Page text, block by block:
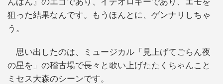
んぱん』のエゴであり、イデオロギーであり、エモを
狙った結果なんです。もうほんとに、ゲンナリしちゃ
う。
思い出したのは、ミュージカル「見上げてごらん夜
の星を」の稽古場で長々と歌い上げたたくちゃんこと
ミセス大森のシーンです。